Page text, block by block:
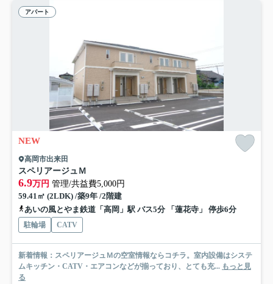
アパート
NEW
高岡市出来田
スペリアージュＭ
6.9万円 管理/共益費5,000円
59.41㎡ (2LDK) /築9年 /2階建
あいの風とやま鉄道「高岡」駅 バス5分 「蓮花寺」 停歩6分
駐輪場 CATV
新着情報：スペリアージュＭの空室情報ならコチラ。室内設備はシステ
ムキッチン・CATV・エアコンなどが揃っており、とても充... もっと見
る